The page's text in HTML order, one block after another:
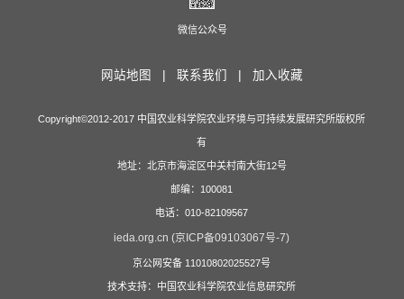
微信公众号
网站地图 | 联系我们 | 加入收藏
Copyright©2012-2017 中国农业科学院农业环境与可持续发展研究所版权所
有
地址：北京市海淀区中关村南大街12号
邮编：100081
电话：010-82109567
ieda.org.cn (京ICP备09103067号-7)
京公网安备 11010802025527号
技术支持：中国农业科学院农业信息研究所